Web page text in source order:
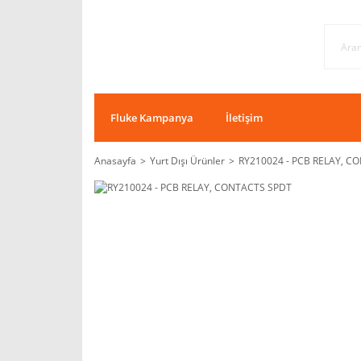
Fluke Kampanya İletişim
Anasayfa Yurt Dışı Ürünler
RY210024 - PCB RELAY,